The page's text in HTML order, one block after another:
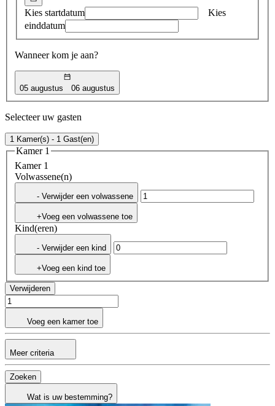
Kies startdatum
Kies
einddatum
Wanneer kom je aan?
05 augustus 06 augustus
Selecteer uw gasten
1 Kamer(s) - 1 Gast(en)
Kamer 1
Kamer 1
Volwassene(n)
- Verwijder een volwassene
+Voeg een volwassene toe
Kind(eren)
- Verwijder een kind
+Voeg een kind toe
Verwijderen
Voeg een kamer toe
Meer criteria
Zoeken
Wat is uw bestemming?